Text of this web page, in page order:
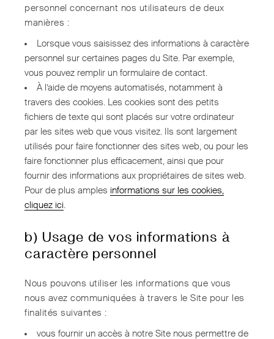
personnel concernant nos utilisateurs de deux
manières :
Lorsque vous saisissez des informations à caractère
personnel sur certaines pages du Site. Par exemple,
vous pouvez remplir un formulaire de contact.
À l’aide de moyens automatisés, notamment à
travers des cookies. Les cookies sont des petits
fichiers de texte qui sont placés sur votre ordinateur
par les sites web que vous visitez. Ils sont largement
utilisés pour faire fonctionner des sites web, ou pour les
faire fonctionner plus efficacement, ainsi que pour
fournir des informations aux propriétaires de sites web.
Pour de plus amples informations sur les cookies,
cliquez ici
b) Usage de vos informations à
caractère personnel
Nous pouvons utiliser les informations que vous
nous avez communiquées à travers le Site pour les
finalités suivantes :
vous fournir un accès à notre Site nous permettre de